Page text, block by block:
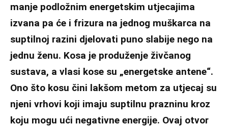
manje podložnim energetskim utjecajima
izvana pa će i frizura na jednog muškarca na
suptilnoj razini djelovati puno slabije nego na
jednu ženu. Kosa je produženje živčanog
sustava, a vlasi kose su „energetske antene“.
Ono što kosu čini lakšom metom za utjecaj su
njeni vrhovi koji imaju suptilnu prazninu kroz
koju mogu ući negativne energije. Ovaj otvor